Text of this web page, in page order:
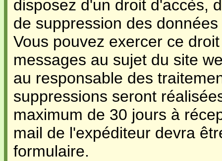
disposez d'un droit d'accès,
de suppression des
Vous pouvez exercer ce
messages au sujet du site
au responsable des
suppressions seront
maximum de 30 jours à
mail de l'expéditeur devra
formulaire.